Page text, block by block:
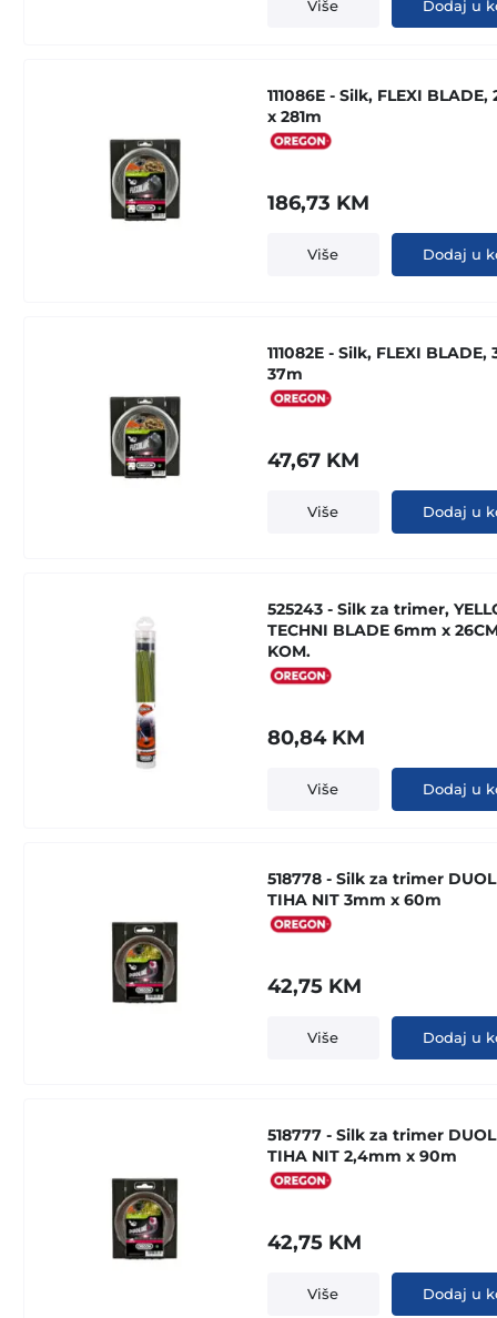
Više Dodaj u
111086E - Silk, FLEXI BLADE,
x 281m
186,73 KM
Više Dodaj u
111082E - Silk, FLEXI BLADE,
37m
47,67 KM
Više Dodaj u
525243 - Silk za trimer,
TECHNI BLADE 6mm x
KOM.
80,84 KM
Više Dodaj u
518778 - Silk za trimer
TIHA NIT 3mm x 60m
42,75 KM
Više Dodaj u
518777 - Silk za trimer
TIHA NIT 2,4mm x 90m
42,75 KM
Više Dodaj u